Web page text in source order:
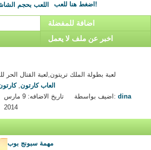
اضغط هنا للعب!
اضافة للمفضلة
اخبر عن ملف لا يعمل
لعبة بطولة الملك تريتون,لعبة القتال الحر
العاب كارتون,
تاريخ الاضافه: 9 مارس
2014
اضيف بواسطة:dina
مهمة سبونج بوب